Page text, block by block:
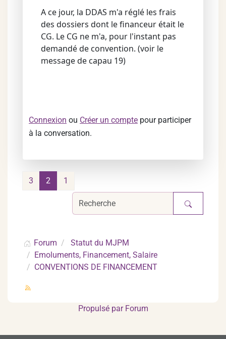
A ce jour, la DDAS m'a réglé les frais
des dossiers dont le financeur était le
CG. Le CG ne m'a, pour l'instant pas
demandé de convention. (voir le
message de capau 19)
Connexion ou Créer un compte pour participer
à la conversation.
1
2
3
Forum
Statut du MJPM
Emoluments, Financement, Salaire
CONVENTIONS DE FINANCEMENT
Propulsé par Forum